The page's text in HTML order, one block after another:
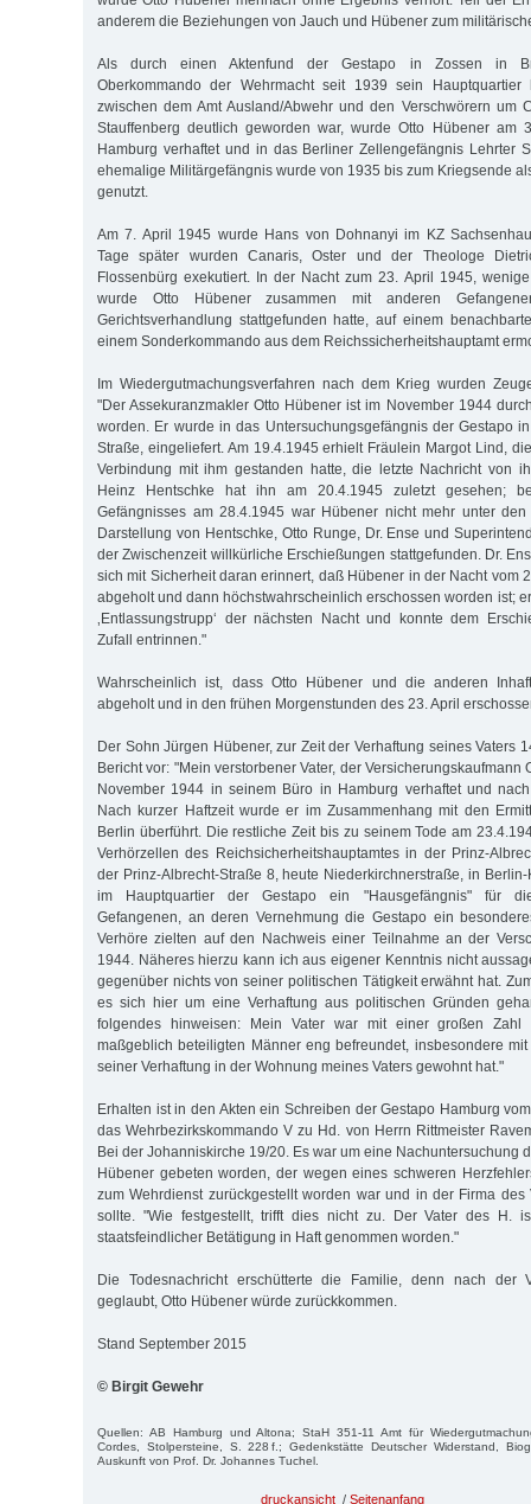
anderem die Beziehungen von Jauch und Hübener zum
Als durch einen Aktenfund der Gestapo in Zossen in
Oberkommando der Wehrmacht seit 1939 sein Hauptquartier
zwischen dem Amt Ausland/Abwehr und den Verschwörern um
Stauffenberg deutlich geworden war, wurde Otto Hübener am
Hamburg verhaftet und in das Berliner Zellengefängnis Lehrter
ehemalige Militärgefängnis wurde von 1935 bis zum Kriegsende
genutzt.
Am 7. April 1945 wurde Hans von Dohnanyi im KZ
Tage später wurden Canaris, Oster und der Theologe
Flossenbürg exekutiert. In der Nacht zum 23. April 1945,
wurde Otto Hübener zusammen mit anderen
Gerichtsverhandlung stattgefunden hatte, auf einem
einem Sonderkommando aus dem Reichssicherheitshauptamt
Im Wiedergutmachungsverfahren nach dem Krieg wurden
"Der Assekuranzmakler Otto Hübener ist im November 1944
worden. Er wurde in das Untersuchungsgefängnis der Gestapo
Straße, eingeliefert. Am 19.4.1945 erhielt Fräulein Margot Lind,
Verbindung mit ihm gestanden hatte, die letzte Nachricht von
Heinz Hentschke hat ihn am 20.4.1945 zuletzt gesehen;
Gefängnisses am 28.4.1945 war Hübener nicht mehr unter
Darstellung von Hentschke, Otto Runge, Dr. Ense und
der Zwischenzeit willkürliche Erschießungen stattgefunden. Dr.
sich mit Sicherheit daran erinnert, daß Hübener in der Nacht vom
abgeholt und dann höchstwahrscheinlich erschossen worden ist;
‚Entlassungstrupp‘ der nächsten Nacht und konnte dem
Zufall entrinnen."
Wahrscheinlich ist, dass Otto Hübener und die anderen
abgeholt und in den frühen Morgenstunden des 23. April
Der Sohn Jürgen Hübener, zur Zeit der Verhaftung seines Vaters
Bericht vor: "Mein verstorbener Vater, der Versicherungskaufmann
November 1944 in seinem Büro in Hamburg verhaftet und
Nach kurzer Haftzeit wurde er im Zusammenhang mit den
Berlin überführt. Die restliche Zeit bis zu seinem Tode am
Verhörzellen des Reichsicherheitshauptamtes in der Prinz-
der Prinz-Albrecht-Straße 8, heute Niederkirchnerstraße, in
im Hauptquartier der Gestapo ein "Hausgefängnis" für
Gefangenen, an deren Vernehmung die Gestapo ein
Verhöre zielten auf den Nachweis einer Teilnahme an der
1944. Näheres hierzu kann ich aus eigener Kenntnis nicht
gegenüber nichts von seiner politischen Tätigkeit erwähnt hat.
es sich hier um eine Verhaftung aus politischen Gründen
folgendes hinweisen: Mein Vater war mit einer großen
maßgeblich beteiligten Männer eng befreundet, insbesondere
seiner Verhaftung in der Wohnung meines Vaters gewohnt hat."
Erhalten ist in den Akten ein Schreiben der Gestapo Hamburg
das Wehrbezirkskommando V zu Hd. von Herrn Rittmeister
Bei der Johanniskirche 19/20. Es war um eine Nachuntersuchung
Hübener gebeten worden, der wegen eines schweren
zum Wehrdienst zurückgestellt worden war und in der Firma des
sollte. "Wie festgestellt, trifft dies nicht zu. Der Vater des H.
staatsfeindlicher Betätigung in Haft genommen worden."
Die Todesnachricht erschütterte die Familie, denn nach der
geglaubt, Otto Hübener würde zurückkommen.
Stand September 2015
© Birgit Gewehr
Quellen: AB Hamburg und Altona; StaH 351-11 Amt für
Cordes, Stolpersteine, S. 228 f.; Gedenkstätte Deutscher Widerstand,
Auskunft von Prof. Dr. Johannes Tuchel.
druckansicht / Seitenanfang